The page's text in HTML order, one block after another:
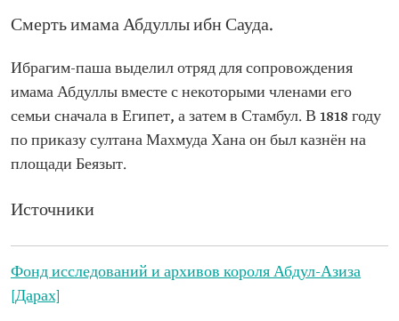
Смерть имама Абдуллы ибн Сауда.
Ибрагим-паша выделил отряд для сопровождения
имама Абдуллы вместе с некоторыми членами его
семьи сначала в Египет, а затем в Стамбул. В 1818 году
по приказу султана Махмуда Хана он был казнён на
площади Беязыт.
Источники
Фонд исследований и архивов короля Абдул-Азиза
[Дарах]